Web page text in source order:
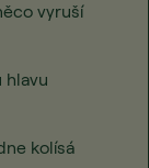
vyruší
hlavu
kolísá